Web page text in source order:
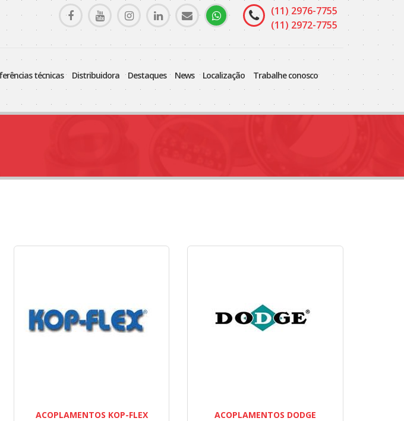
(11) 2976-7755
(11) 2972-7755
técnicas distribuidora destaques news localização trabalhe conosco
ACOPLAMENTOS KOP-FLEX ACOPLAMENTOS DODGE